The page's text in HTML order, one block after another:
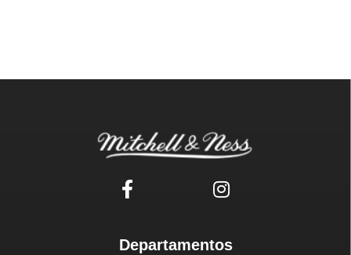
Departamentos